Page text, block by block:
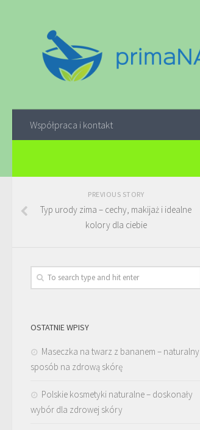
Współpraca i kontakt
PREVIOUS STORY
Typ urody zima – cechy, makijaż i idealne
kolory dla ciebie
OSTATNIE WPISY
Maseczka na twarz z bananem – naturalny
sposób na zdrową skórę
Polskie kosmetyki naturalne – doskonały
wybór dla zdrowej skóry